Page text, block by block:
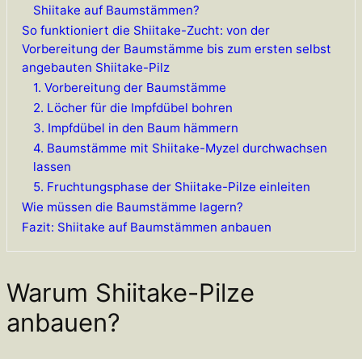
Shiitake auf Baumstämmen?
So funktioniert die Shiitake-Zucht: von der
Vorbereitung der Baumstämme bis zum ersten selbst
angebauten Shiitake-Pilz
1. Vorbereitung der Baumstämme
2. Löcher für die Impfdübel bohren
3. Impfdübel in den Baum hämmern
4. Baumstämme mit Shiitake-Myzel durchwachsen
lassen
5. Fruchtungsphase der Shiitake-Pilze einleiten
Wie müssen die Baumstämme lagern?
Fazit: Shiitake auf Baumstämmen anbauen
Warum Shiitake-Pilze
anbauen?